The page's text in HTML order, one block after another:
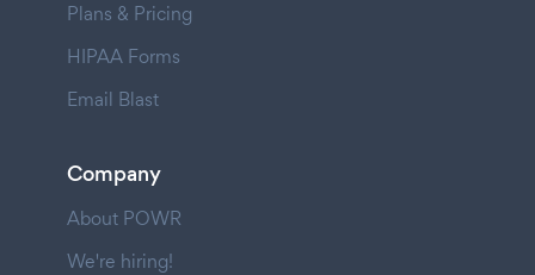
Plans & Pricing
HIPAA Forms
Email Blast
Company
About POWR
We're hiring!